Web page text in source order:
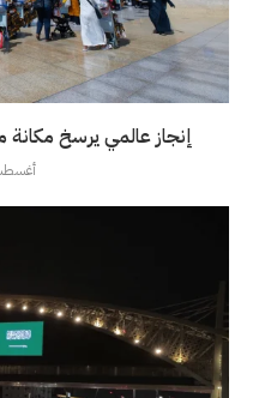
إنجاز عالمي يرسخ مكانة
أغسطس